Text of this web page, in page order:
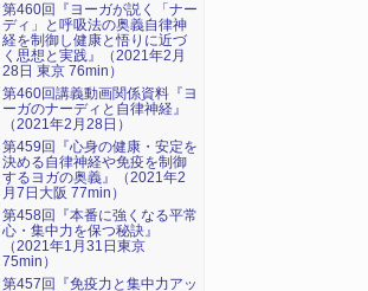
第460回『ヨーガが説く「ナー
ディ」と呼吸法の奥義自律神
経を制御し健康と悟りに近づ
く思想と実践』（2021年2月
28日 東京 76min）
第460回講義動画関係資料『ヨ
ーガのナーディと自律神経』
（2021年2月28日）
第459回『心身の健康・安定を
決める自律神経や免疫を制御
するヨガの奥義』（2021年2
月7日大阪 77min）
第458回『本番に強くなる平常
心・集中力を保つ秘訣』
（2021年1月31日東京
75min）
第457回『免疫力と集中力アッ